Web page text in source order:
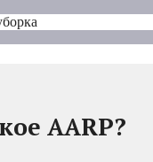
AARP?